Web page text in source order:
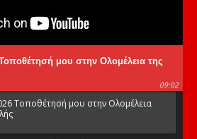
μου στην Ολομέλεια της
09:02
Τοποθέτησή μου στην Ολομέλεια